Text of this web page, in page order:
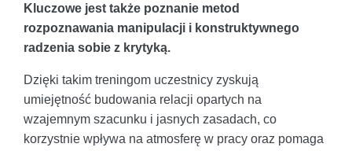
Kluczowe jest także poznanie metod
rozpoznawania manipulacji i konstruktywnego
radzenia sobie z krytyką.
Dzięki takim treningom uczestnicy zyskują
umiejętność budowania relacji opartych na
wzajemnym szacunku i jasnych zasadach, co
korzystnie wpływa na atmosferę w pracy oraz pomaga